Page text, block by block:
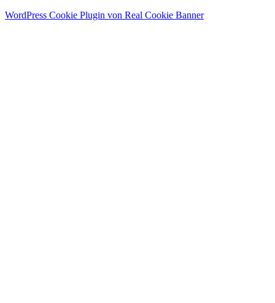
WordPress Cookie Plugin von Real Cookie Banner